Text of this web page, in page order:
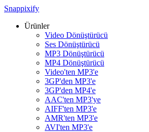
Snappixify
Ürünler
Video Dönüştürücü
Ses Dönüştürücü
MP3 Dönüştürücü
MP4 Dönüştürücü
Video'ten MP3'e
3GP'den MP3'e
3GP'den MP4'e
AAC'ten MP3'ye
AIFF'ten MP3'e
AMR'ten MP3'e
AVI'ten MP3'e